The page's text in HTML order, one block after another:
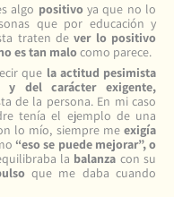
algo positivoya que no lo
que por educación y
traten dever lo positivo
es tan malocomo parece.
que la actitud pesimista
y del carácter exigente,
de la persona. En mi caso
tenía el ejemplo de una
lo mío, siempre me exigía
“eso se puede mejorar”, o
la balanza con su
que me daba cuando